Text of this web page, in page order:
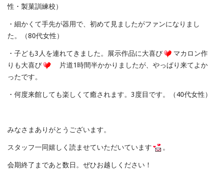
性・製菓訓練校）
・細かくて手先が器用で、初めて見ましたがファンになりまし
た。（80代女性）
・子ども3人を連れてきました。展示作品に大喜び
マカロン作
りも大喜び
片道1時間半かかりましたが、やっぱり来てよか
ったです。
・何度来館しても楽しくて癒されます。3度目です。（40代女性）
みなさまありがとうございます。
スタッフ一同嬉しく読ませていただいています 。
会期終了まであと数日。ぜひお越しください！